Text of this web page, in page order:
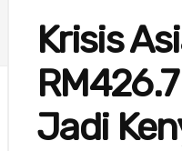
Krisis
Jadi